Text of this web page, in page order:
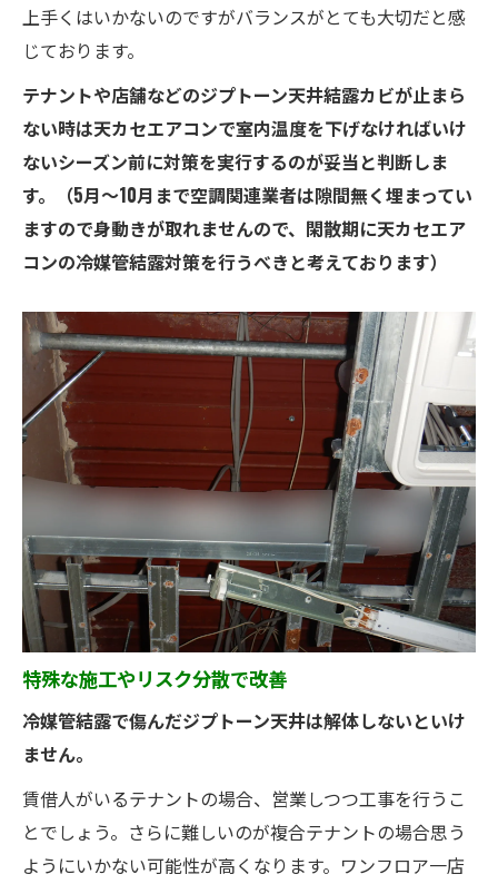
上手くはいかないのですがバランスがとても大切だと感
じております。
テナントや店舗などのジプトーン天井結露カビが止まら
ない時は天カセエアコンで室内温度を下げなければいけ
ないシーズン前に対策を実行するのが妥当と判断しま
す。（5月～10月まで空調関連業者は隙間無く埋まってい
ますので身動きが取れませんので、閑散期に天カセエア
コンの冷媒管結露対策を行うべきと考えております）
特殊な施工やリスク分散で改善
冷媒管結露で傷んだジプトーン天井は解体しないといけ
ません。
賃借人がいるテナントの場合、営業しつつ工事を行うこ
とでしょう。さらに難しいのが複合テナントの場合思う
ようにいかない可能性が高くなります。ワンフロア一店